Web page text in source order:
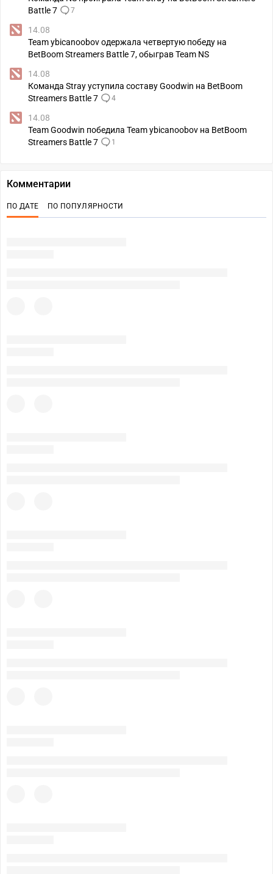
Battle 7
7
14.08
Team ybicanoobov одержала четвертую победу на
BetBoom Streamers Battle 7, обыграв Team NS
14.08
Команда Stray уступила составу Goodwin на BetBoom
Streamers Battle 7
4
14.08
Team Goodwin победила Team ybicanoobov на BetBoom
Streamers Battle 7
1
Комментарии
ПО ДАТЕ ПО ПОПУЛЯРНОСТИ